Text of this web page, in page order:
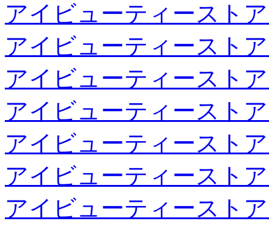
アイビューティースト
アイビューティースト
アイビューティースト
アイビューティースト
アイビューティースト
アイビューティースト
アイビューティースト